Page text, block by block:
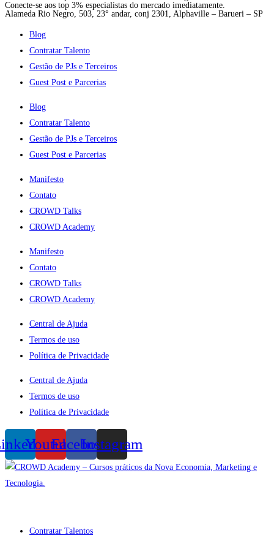
Conecte-se aos top 3% especialistas do mercado imediatamente.
Alameda Rio Negro, 503, 23° andar, conj 2301, Alphaville – Barueri – SP
Blog
Contratar Talento
Gestão de PJs e Terceiros
Guest Post e Parcerias
Blog
Contratar Talento
Gestão de PJs e Terceiros
Guest Post e Parcerias
Manifesto
Contato
CROWD Talks
CROWD Academy
Manifesto
Contato
CROWD Talks
CROWD Academy
Central de Ajuda
Termos de uso
Política de Privacidade
Central de Ajuda
Termos de uso
Política de Privacidade
YoutubeFacebookInstagram
Contratar Talentos